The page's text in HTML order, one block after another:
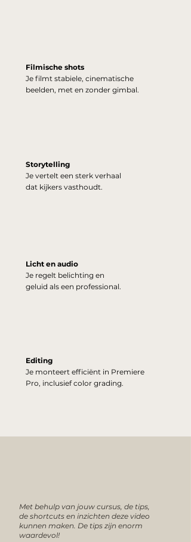
Filmische shots
Je filmt stabiele, cinematische
beelden, met en zonder gimbal.
Storytelling
Je vertelt een sterk verhaal
dat kijkers vasthoudt.
Licht en audio
Je regelt belichting en
geluid als een professional.
Editing
Je monteert efficiënt in Premiere
Pro, inclusief color grading.
Met behulp van jouw cursus, de tips,
de shortcuts en inzichten deze video
kunnen maken. De tips zijn enorm
waardevol!